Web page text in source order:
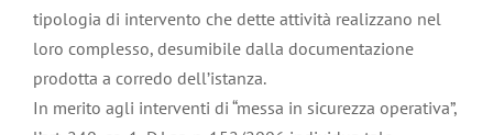
tipologia di intervento che dette attività realizzano nel
loro complesso, desumibile dalla documentazione
prodotta a corredo dell’istanza.
In merito agli interventi di “messa in sicurezza operativa”,